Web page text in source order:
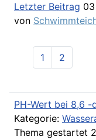
Letzter Beitrag
von
1 2
PH-Wert bei 8,6 -
Kategorie:
Thema gestartet